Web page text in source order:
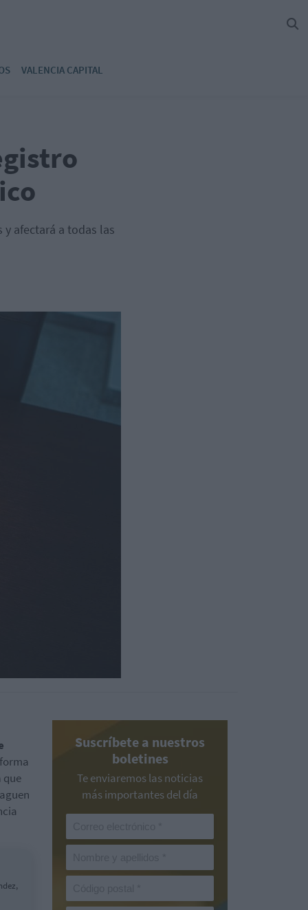
VALENCIA CAPITAL
afectará a todas las
que
Suscríbete a nuestros
boletines
Te enviaremos las noticias
más importantes del día